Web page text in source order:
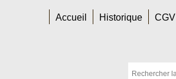
Accueil Historique CGV